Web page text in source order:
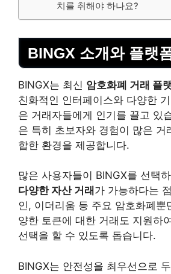
치를 취해야 하나요?
BINGX 소개와 플랫
BINGX는 최신 암호화폐 거래 플
친화적인 인터페이스와 다양한
은 거래자들에게 인기를 끌고 있
은 특히 초보자와 경험이 많은 거
합한 환경을 제공합니다.
많은 사용자들이 BINGX를 선택
다양한 자산 거래 가 가능하다는
인, 이더리움 등 주요 암호화폐뿐
양한 토큰에 대한 거래도 지원하
선택을 할 수 있도록 돕습니다.
BINGX는 안전성을 최우선으로